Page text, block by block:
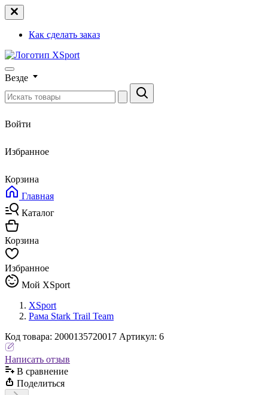
Как сделать заказ
Везде
Войти
Избранное
Корзина
Главная
Каталог
Корзина
Избранное
Мой XSport
XSport
Рама Stark Trail Team
Код товара: 2000135720017 Артикул: 6
Написать отзыв
В сравнениe
Поделиться